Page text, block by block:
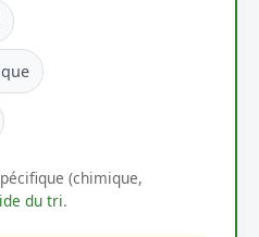
(chimique,
du tri.